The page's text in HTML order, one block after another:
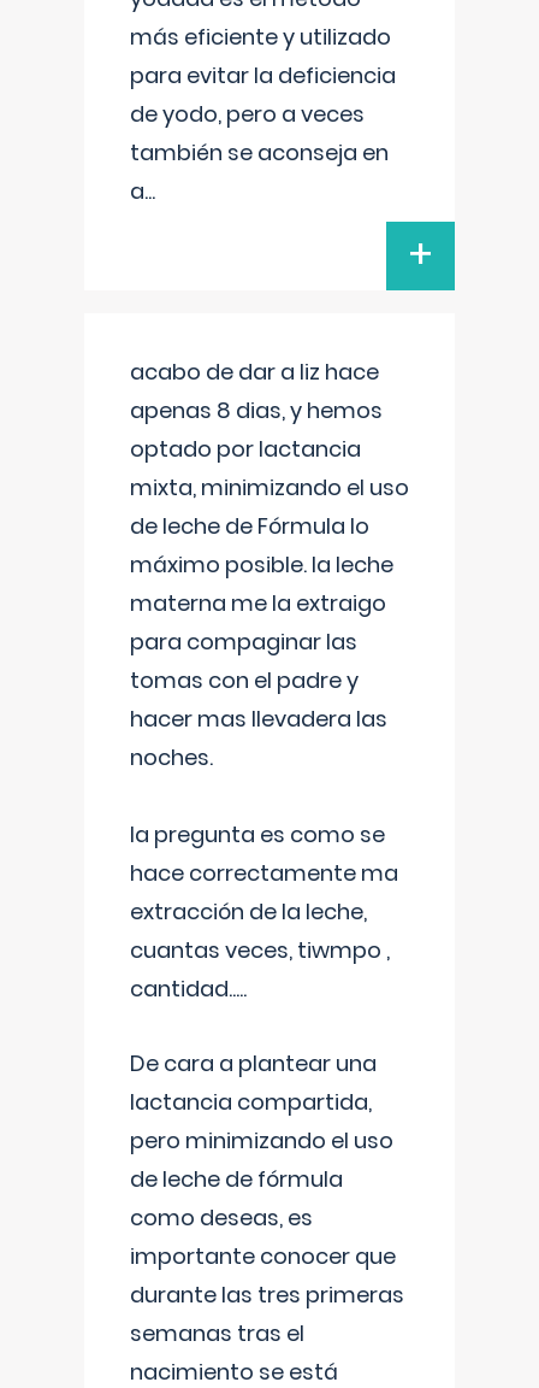
más eficiente y utilizado
para evitar la deficiencia
de yodo, pero a veces
también se aconseja en
a...
+
acabo de dar a liz hace
apenas 8 dias, y hemos
optado por lactancia
mixta, minimizando el uso
de leche de Fórmula lo
máximo posible. la leche
materna me la extraigo
para compaginar las
tomas con el padre y
hacer mas llevadera las
noches.
la pregunta es como se
hace correctamente ma
extracción de la leche,
cuantas veces, tiwmpo ,
cantidad.....
De cara a plantear una
lactancia compartida,
pero minimizando el uso
de leche de fórmula
como deseas, es
importante conocer que
durante las tres primeras
semanas tras el
nacimiento se está